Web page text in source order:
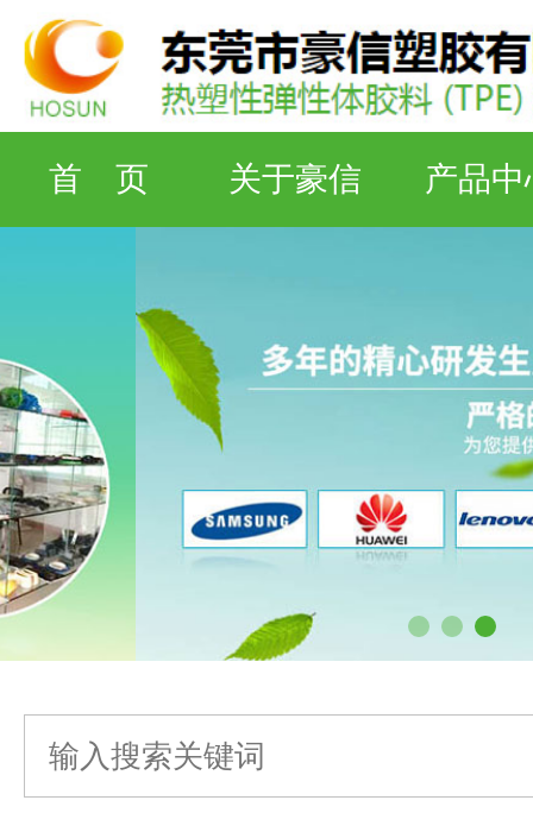
首 页 关于豪信 产品中